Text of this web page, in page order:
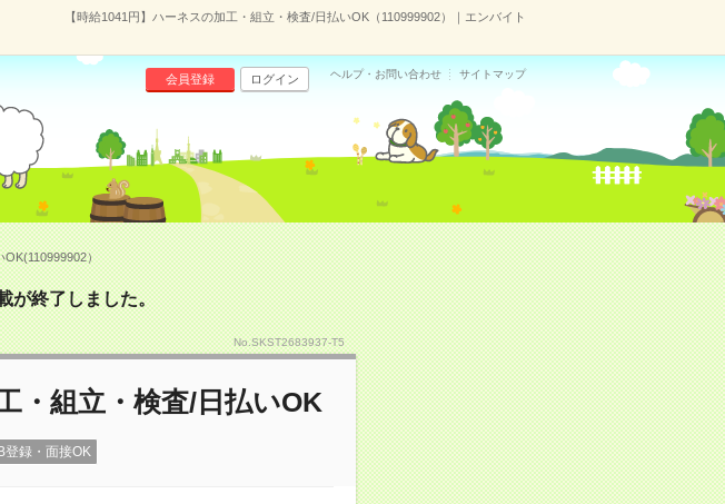
【時給1041円】ハーネスの加工・組立・検査/日払いOK（110999902）｜エンバイト
会員登録 ログイン ヘルプ・お問い合わせ サイトマップ
）
が終了しました。
No.SKST2683937-T5
・組立・検査/日払いOK
登録・面接OK